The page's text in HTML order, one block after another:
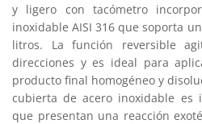
y ligero con tacómetro
inoxidable AISI 316 que soporta
litros. La función reversible
direcciones y es ideal para
producto final homogéneo y
cubierta de acero inoxidable es
que presentan una reacción